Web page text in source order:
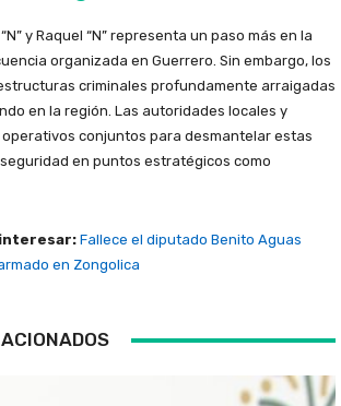
y Raquel “N” representa un paso más en la
organizada en Guerrero. Sin embargo, los
criminales profundamente arraigadas
en la región. Las autoridades locales y
conjuntos para desmantelar estas
en puntos estratégicos como
Fallece el diputado Benito Aguas
en Zongolica